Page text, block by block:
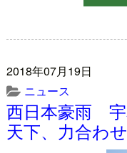
2018年07月19日
ニュース
西日本豪雨
天下、力合わ